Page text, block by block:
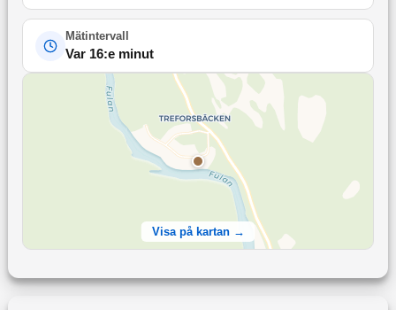
Mätintervall
Var 16:e minut
Visa på kartan →